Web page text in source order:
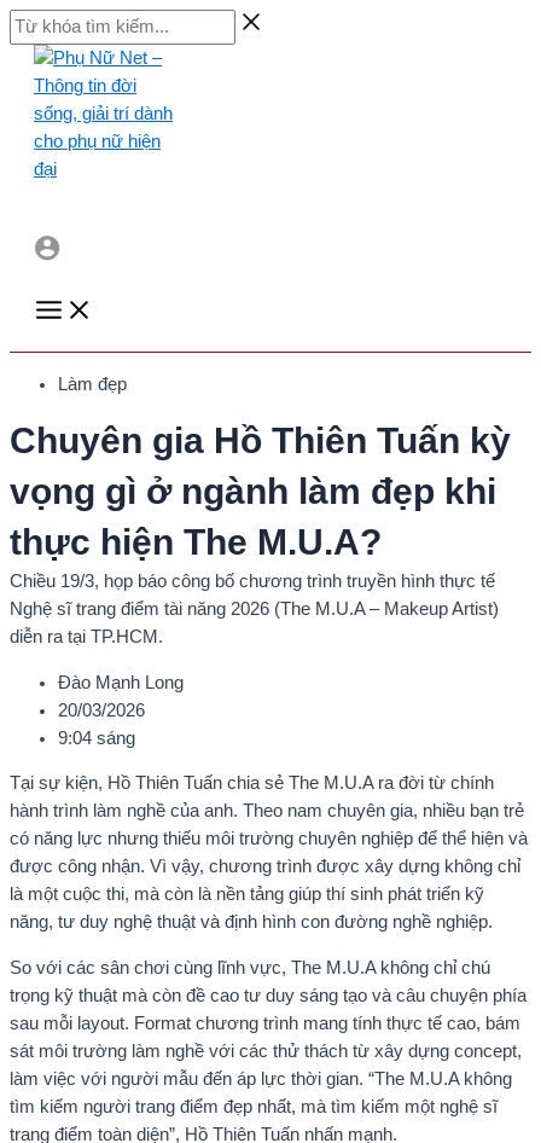
Skip
to
content
Từ
khóa
kiếm...
Main
Menu
Làm đẹp
Chuyên gia Hồ Thiên Tuấn kỳ
vọng gì ở ngành làm đẹp khi
thực hiện The M.U.A?
Chiều 19/3, họp báo công bố chương trình truyền hình thực tế
Nghệ sĩ trang điểm tài năng 2026 (The M.U.A – Makeup Artist)
diễn ra tại TP.HCM.
Đào Mạnh Long
20/03/2026
9:04 sáng
Tại sự kiện, Hồ Thiên Tuấn chia sẻ The M.U.A ra đời từ chính
hành trình làm nghề của anh. Theo nam chuyên gia, nhiều bạn trẻ
có năng lực nhưng thiếu môi trường chuyên nghiệp để thể hiện và
được công nhận. Vì vậy, chương trình được xây dựng không chỉ
là một cuộc thi, mà còn là nền tảng giúp thí sinh phát triển kỹ
năng, tư duy nghệ thuật và định hình con đường nghề nghiệp.
So với các sân chơi cùng lĩnh vực, The M.U.A không chỉ chú
trọng kỹ thuật mà còn đề cao tư duy sáng tạo và câu chuyện phía
sau mỗi layout. Format chương trình mang tính thực tế cao, bám
sát môi trường làm nghề với các thử thách từ xây dựng concept,
làm việc với người mẫu đến áp lực thời gian. “The M.U.A không
tìm kiếm người trang điểm đẹp nhất, mà tìm kiếm một nghệ sĩ
trang điểm toàn diện”, Hồ Thiên Tuấn nhấn mạnh.